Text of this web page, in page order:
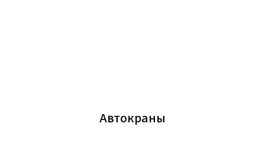
Автокраны